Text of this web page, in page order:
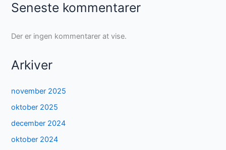
Seneste kommentarer
Der er ingen kommentarer at vise.
Arkiver
november 2025
oktober 2025
december 2024
oktober 2024